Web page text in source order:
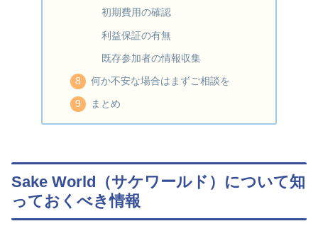
初期費用の確認
利益保証の有無
既存参加者の情報収集
何か不安な場合はまずご相談を
まとめ
Sake World（サケワールド）について知
っておくべき情報